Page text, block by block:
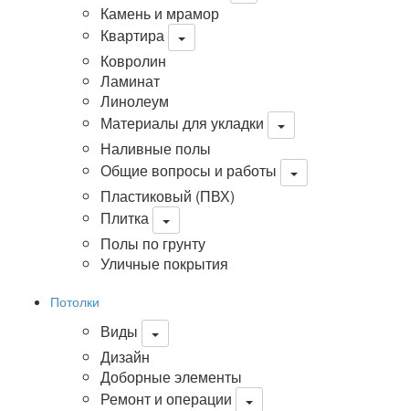
Камень и мрамор
Квартира
Ковролин
Ламинат
Линолеум
Материалы для укладки
Наливные полы
Общие вопросы и работы
Пластиковый (ПВХ)
Плитка
Полы по грунту
Уличные покрытия
Потолки
Виды
Дизайн
Доборные элементы
Ремонт и операции